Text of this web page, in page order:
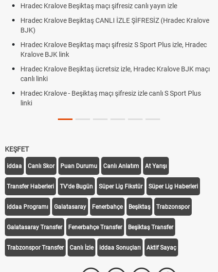
Hradec Kralove Beşiktaş maçı şifresiz canlı yayın izle
Hradec Kralove Beşiktaş CANLI İZLE ŞİFRESİZ (Hradec Kralove
BJK)
Hradec Kralove Beşiktaş maçı şifresiz S Sport Plus izle, Hradec
Kralove BJK link
Hradec Kralove Beşiktaş ücretsiz izle, Hradec Kralove BJK maçı
canlı linki
Hradec Kralove - Beşiktaş maçı şifresiz izle canlı S Sport Plus
linki
KEŞFET
iddaa Canlı Skor Puan Durumu Canlı Anlatım At Yarışı
Transfer Haberleri TV'de Bugün Süper Lig Fikstür Süper Lig Haberleri
iddaa Programı Galatasaray Fenerbahçe Beşiktaş Trabzonspor
Galatasaray Transfer Fenerbahçe Transfer Beşiktaş Transfer
Trabzonspor Transfer Canlı İzle iddaa Sonuçları Aktif Sayaç